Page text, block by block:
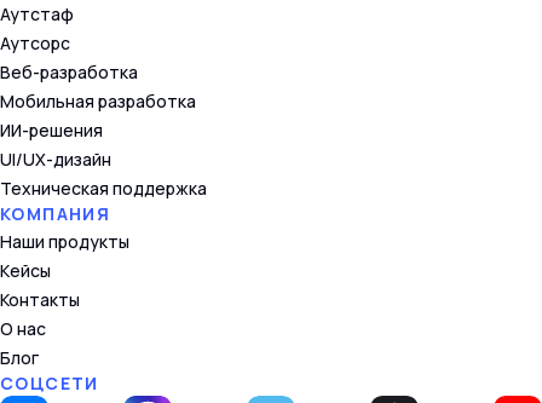
Аутстаф
Аутсорс
Веб-разработка
Мобильная разработка
ИИ-решения
UI/UX-дизайн
Техническая поддержка
КОМПАНИЯ
Наши продукты
Кейсы
Контакты
О нас
Блог
СОЦСЕТИ